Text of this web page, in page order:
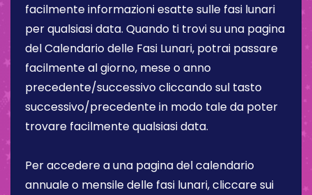
facilmente informazioni esatte sulle fasi lunari
per qualsiasi data. Quando ti trovi su una pagina
del Calendario delle Fasi Lunari, potrai passare
facilmente al giorno, mese o anno
precedente/successivo cliccando sul tasto
successivo/precedente in modo tale da poter
trovare facilmente qualsiasi data.
Per accedere a una pagina del calendario
annuale o mensile delle fasi lunari, cliccare sui